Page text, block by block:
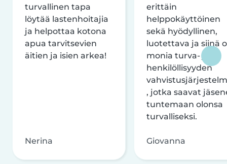
turvallinen tapa
löytää lastenhoitajia
ja helpottaa kotona
apua tarvitsevien
äitien ja isien arkea!
Nerina
erittäin
helppokäyttöinen
sekä hyödyllinen,
luotettava ja siinä
monia turva- ja
henkilöllisyyden
, jotka saavat
tuntemaan olonsa
turvalliseksi.
Giovanna